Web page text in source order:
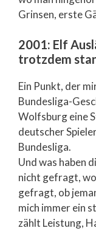
Grinsen, erste
2001: Elf
trotzdem
Ein Punkt, der
Bundesliga-
Wolfsburg eine
deutscher
Bundesliga.
Und was haben
nicht gefragt,
gefragt, ob
mich immer ein
zählt Leistung,